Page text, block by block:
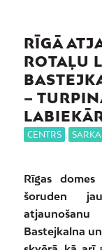
RĪGĀ
ROTAĻU
–
CENTRS ,
Rīgas
šoruden
Bastejkalna